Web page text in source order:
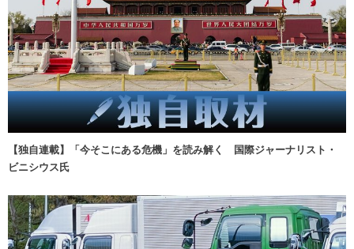
【独自連載】「今そこにある危機」を読み解く 国際ジャーナリスト・
ビニシウス氏